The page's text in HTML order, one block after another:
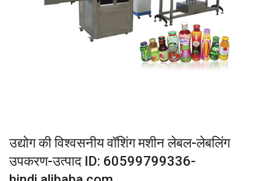
उद्योग की विश्वसनीय वॉशिंग मशीन लेबल-लेबलिंग
उपकरण-उत्पाद ID: 60599799336-